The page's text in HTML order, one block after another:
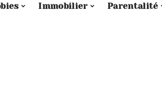
Immobilier Parentalité